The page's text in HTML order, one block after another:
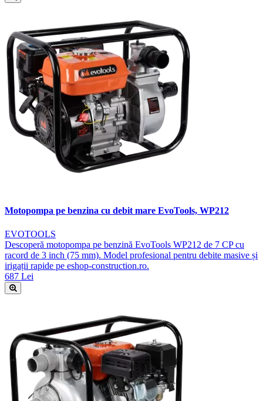
Motopompa pe benzina cu debit mare EvoTools, WP212
EVOTOOLS
Descoperă motopompa pe benzină EvoTools WP212 de 7 CP cu
racord de 3 inch (75 mm). Model profesional pentru debite masive și
irigații rapide pe eshop-construction.ro.
687 Lei